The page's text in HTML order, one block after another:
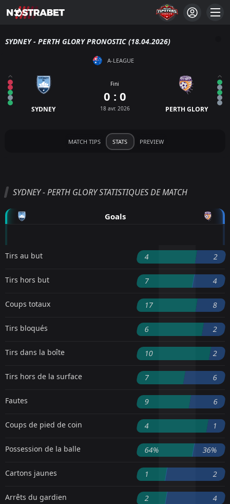
SYDNEY - PERTH GLORY PRONOSTIC (18.04.2026)
A-LEAGUE
SYDNEY
Fini
0 : 0
18 avr. 2026 PERTH GLORY
MATCH TIPS STATS PREVIEW
SYDNEY - PERTH GLORY STATISTIQUES DE MATCH
Goals
Tirs au but 4 2
Tirs hors but 7 4
Coups totaux 17 8
Tirs bloqués 6 2
Tirs dans la boîte 10 2
Tirs hors de la surface 7 6
Fautes 9 6
Coups de pied de coin 4 1
Possession de la balle 64% 36%
Cartons jaunes 1 2
Arrêts du gardien 2 4